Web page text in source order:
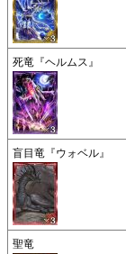
死竜『ヘルムス』
盲目竜『ウォベル』
聖竜